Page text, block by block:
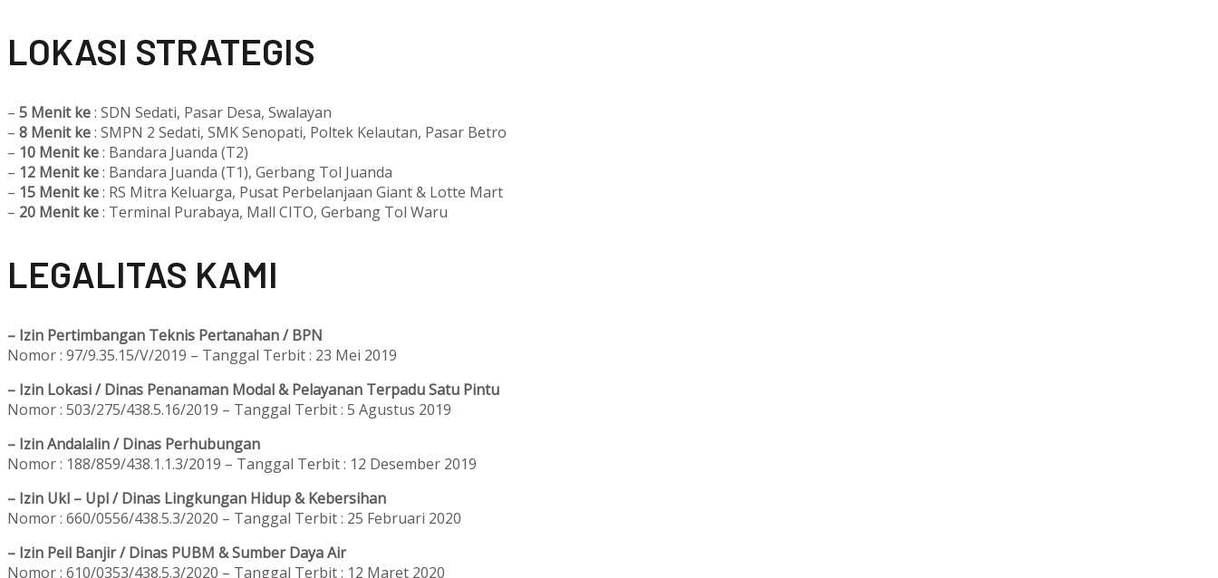
LOKASI STRATEGIS
– 5 Menit ke: SDN Sedati, Pasar Desa, Swalayan
– 8 Menit ke: SMPN 2 Sedati, SMK Senopati, Poltek Kelautan, Pasar Betro
– 10 Menit ke: Bandara Juanda (T2)
– 12 Menit ke: Bandara Juanda (T1), Gerbang Tol Juanda
– 15 Menit ke: RS Mitra Keluarga, Pusat Perbelanjaan Giant & Lotte Mart
– 20 Menit ke: Terminal Purabaya, Mall CITO, Gerbang Tol Waru
LEGALITAS KAMI
– Izin Pertimbangan Teknis Pertanahan / BPN
Nomor : 97/9.35.15/V/2019 – Tanggal Terbit : 23 Mei 2019
– Izin Lokasi / Dinas Penanaman Modal & Pelayanan Terpadu Satu Pintu
Nomor : 503/275/438.5.16/2019 – Tanggal Terbit : 5 Agustus 2019
– Izin Andalalin / Dinas Perhubungan
Nomor : 188/859/438.1.1.3/2019 – Tanggal Terbit : 12 Desember 2019
– Izin Ukl – Upl / Dinas Lingkungan Hidup & Kebersihan
Nomor : 660/0556/438.5.3/2020 – Tanggal Terbit : 25 Februari 2020
– Izin Peil Banjir / Dinas PUBM & Sumber Daya Air
Nomor : 610/0353/438.5.3/2020 – Tanggal Terbit : 12 Maret 2020